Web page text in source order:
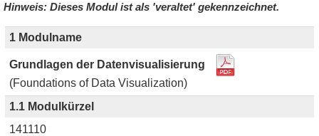
Hinweis: Dieses Modul ist als 'veraltet' gekennzeichnet.
1 Modulname
Grundlagen der Datenvisualisierung
(Foundations of Data Visualization)
1.1 Modulkürzel
141110